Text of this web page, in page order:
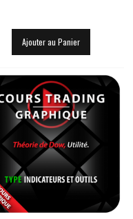
Ajouter au Panier